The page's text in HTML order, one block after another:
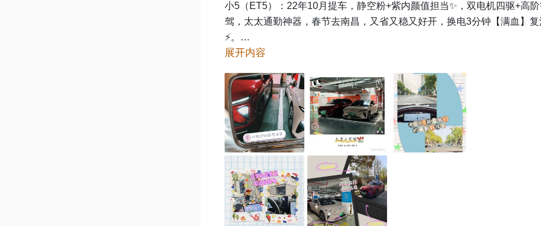
小5（ET5）：22年10月提车，静空粉+紫内颜值担当✨，双电机四驱+高阶
驾，太太通勤神器，春节去南昌，又省又稳又好开，换电3分钟【满血】复
⚡。
老6（ES6）：19年11月提车，火星红的5年健将，一代SUV安全感拉满，
驾够用不花哨。
🌟 为什么选它们？
颜值CP：小5鲨鱼鼻溜背 vs 老6经典SUV线条，一低一高，同框超亮眼📸。
长途皆可：小5省电好开，老6能装稳当，省钱又省心💰。
展开内容